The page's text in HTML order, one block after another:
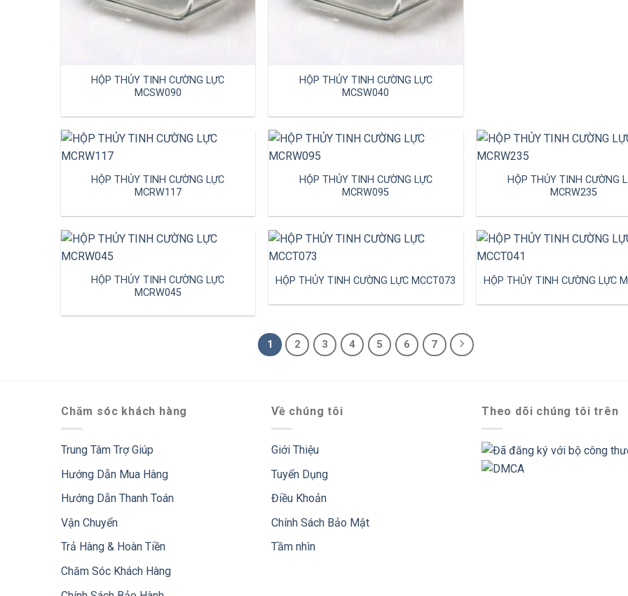
HỘP THỦY TINH CƯỜNG LỰC
MCSW090
HỘP THỦY TINH CƯỜNG LỰC
MCSW040
HỘP THỦY TINH CƯỜNG LỰC
MCRW117
HỘP THỦY TINH CƯỜNG LỰC
MCRW095
HỘP THỦY TINH CƯỜNG
MCRW235
HỘP THỦY TINH CƯỜNG LỰC
MCRW045
HỘP THỦY TINH CƯỜNG LỰC MCCT073 HỘP THỦY TINH CƯỜNG LỰC
1 2 3 4 5 6 7
Chăm sóc khách hàng
Trung Tâm Trợ Giúp
Hướng Dẫn Mua Hàng
Hướng Dẫn Thanh Toán
Vận Chuyển
Trả Hàng & Hoàn Tiền
Chăm Sóc Khách Hàng
Về chúng tôi
Giới Thiệu
Tuyển Dụng
Điều Khoản
Chính Sách Bảo Mật
Tầm nhìn
Theo dõi chúng tôi trên